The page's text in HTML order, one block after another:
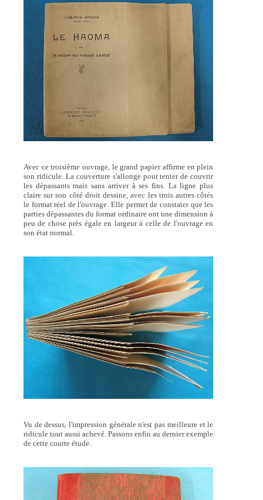
Avec ce troisième ouvrage, le grand papier affirme en plein
son ridicule. La couverture s'allonge pour tenter de couvrir
les dépassants mais sans arriver à ses fins. La ligne plus
claire sur son côté droit dessine, avec les trois autres côtés
le format réel de l'ouvrage. Elle permet de constater que les
parties dépassantes du format ordinaire ont une dimension à
peu de chose près égale en largeur à celle de l'ouvrage en
son état normal.
Vu de dessus, l'impression générale n'est pas meilleure et le
ridicule tout aussi achevé. Passons enfin au dernier exemple
de cette courte étude.